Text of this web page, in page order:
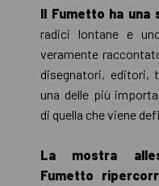
Il Fumetto ha una
radici lontane e
veramente
disegnatori, editori,
una delle più
di quella che viene
La mostra
Fumetto